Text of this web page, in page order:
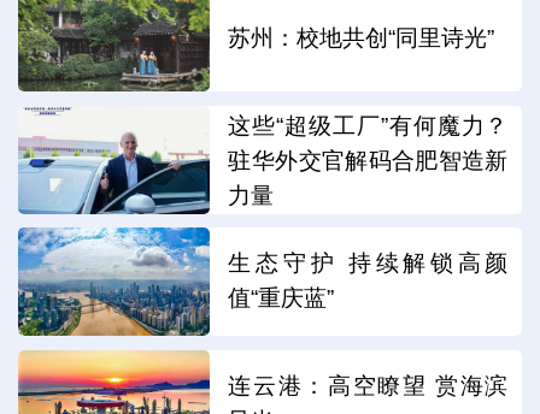
苏州：校地共创“同里诗光”
这些“超级工厂”有何魔力？
驻华外交官解码合肥智造新
力量
生态守护 持续解锁高颜
值“重庆蓝”
连云港：高空瞭望 赏海滨